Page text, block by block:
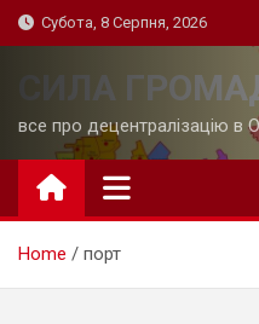
Skip
to
Субота, 8 Серпня, 2026
СИЛА
все про децентралізацію в
Home порт